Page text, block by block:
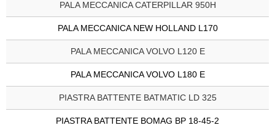
PALA MECCANICA CATERPILLAR 950H
PALA MECCANICA NEW HOLLAND L170
PALA MECCANICA VOLVO L120 E
PALA MECCANICA VOLVO L180 E
PIASTRA BATTENTE BATMATIC LD 325
PIASTRA BATTENTE BOMAG BP 18-45-2